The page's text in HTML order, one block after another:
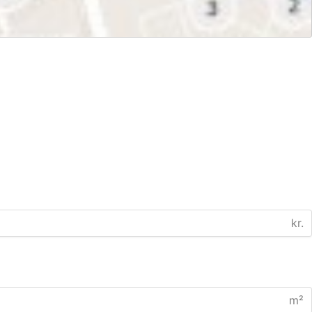
kr.
m²